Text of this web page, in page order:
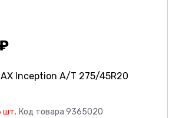
Inception A/T 275/45R20
шт. Код товара 9365020